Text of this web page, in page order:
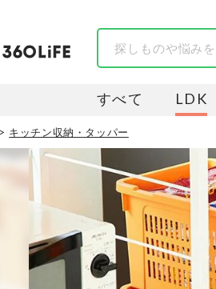
すべて LDK
キッチン収納・タッパー